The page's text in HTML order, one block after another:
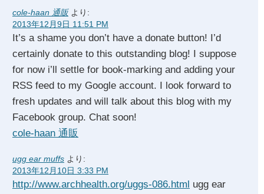
cole-haan 通販 より:
2013年12月9日 11:51 PM
It’s a shame you don’t have a donate button! I’d
certainly donate to this outstanding blog! I suppose
for now i’ll settle for book-marking and adding your
RSS feed to my Google account. I look forward to
fresh updates and will talk about this blog with my
Facebook group. Chat soon!
cole-haan 通販
ugg ear muffs より:
2013年12月10日 3:33 PM
http://www.archhealth.org/uggs-086.html ugg ear